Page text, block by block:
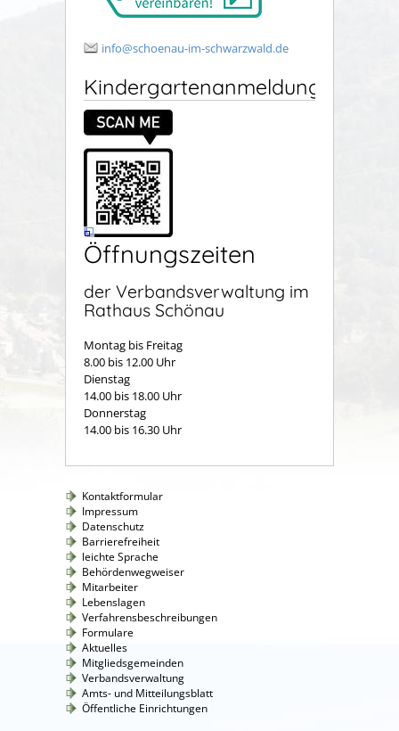
info@schoenau-im-schwarzwald.de
Kindergartenanmeldung
Öffnungszeiten
der Verbandsverwaltung im
Rathaus Schönau
Montag bis Freitag
8.00 bis 12.00 Uhr
Dienstag
14.00 bis 18.00 Uhr
Donnerstag
14.00 bis 16.30 Uhr
Kontaktformular
Impressum
Datenschutz
Barrierefreiheit
leichte Sprache
Behördenwegweiser
Mitarbeiter
Lebenslagen
Verfahrensbeschreibungen
Formulare
Aktuelles
Mitgliedsgemeinden
Verbandsverwaltung
Amts- und Mitteilungsblatt
Öffentliche Einrichtungen